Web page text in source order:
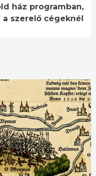
ház programban,
a szerelő cégeknél